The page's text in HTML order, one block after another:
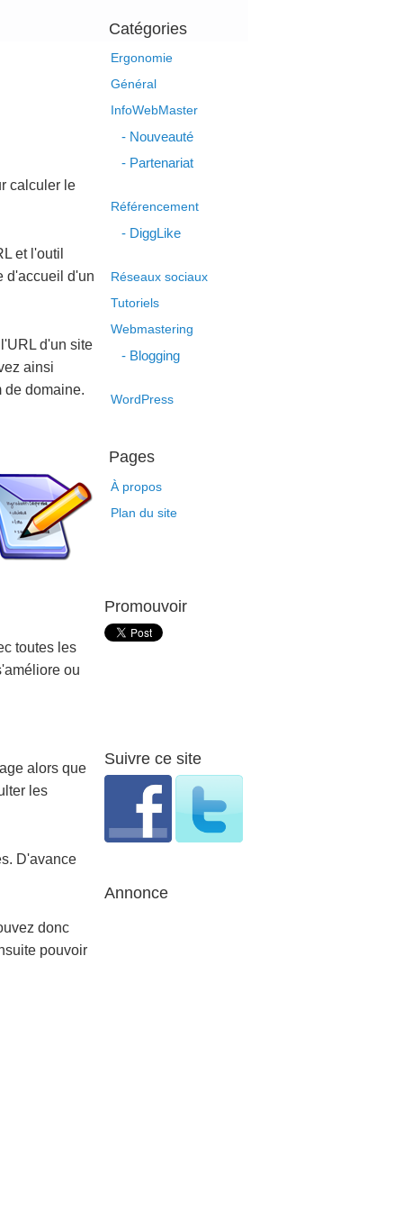
Catégories
Ergonomie
Général
InfoWebMaster
Nouveauté
Partenariat
Référencement
DiggLike
Réseaux sociaux
Tutoriels
Webmastering
Blogging
WordPress
Pages
À propos
Plan du site
Promouvoir
Suivre ce site
Annonce
calculer le
et l'outil
d'accueil d'un
d'un site
ainsi
de domaine.
toutes les
ou
alors que
les
D'avance
donc
pouvoir